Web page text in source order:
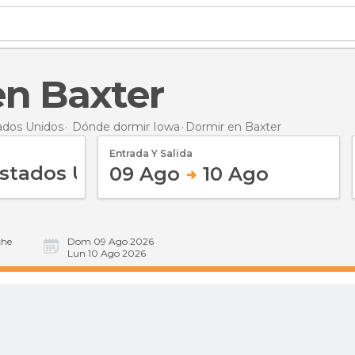
Baxter
Unidos Dónde dormir Iowa Dormir en Baxter
Entrada Y Salida
09 Ago 10 Ago
Dom 09 Ago 2026
Lun 10 Ago 2026